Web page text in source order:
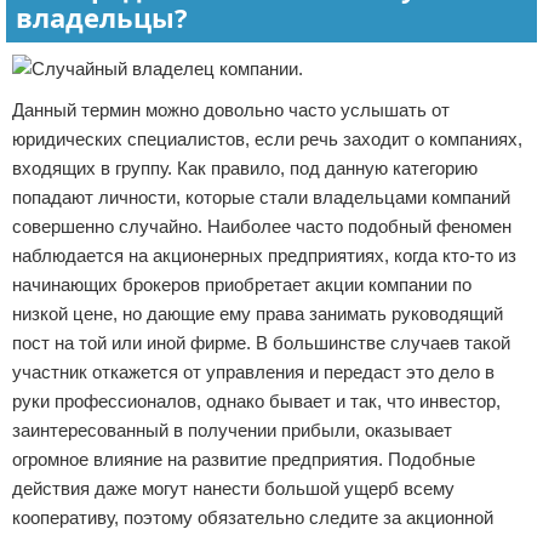
владельцы?
Данный термин можно довольно часто услышать от
юридических специалистов, если речь заходит о компаниях,
входящих в группу. Как правило, под данную категорию
попадают личности, которые стали владельцами компаний
совершенно случайно. Наиболее часто подобный феномен
наблюдается на акционерных предприятиях, когда кто-то из
начинающих брокеров приобретает акции компании по
низкой цене, но дающие ему права занимать руководящий
пост на той или иной фирме. В большинстве случаев такой
участник откажется от управления и передаст это дело в
руки профессионалов, однако бывает и так, что инвестор,
заинтересованный в получении прибыли, оказывает
огромное влияние на развитие предприятия. Подобные
действия даже могут нанести большой ущерб всему
кооперативу, поэтому обязательно следите за акционной